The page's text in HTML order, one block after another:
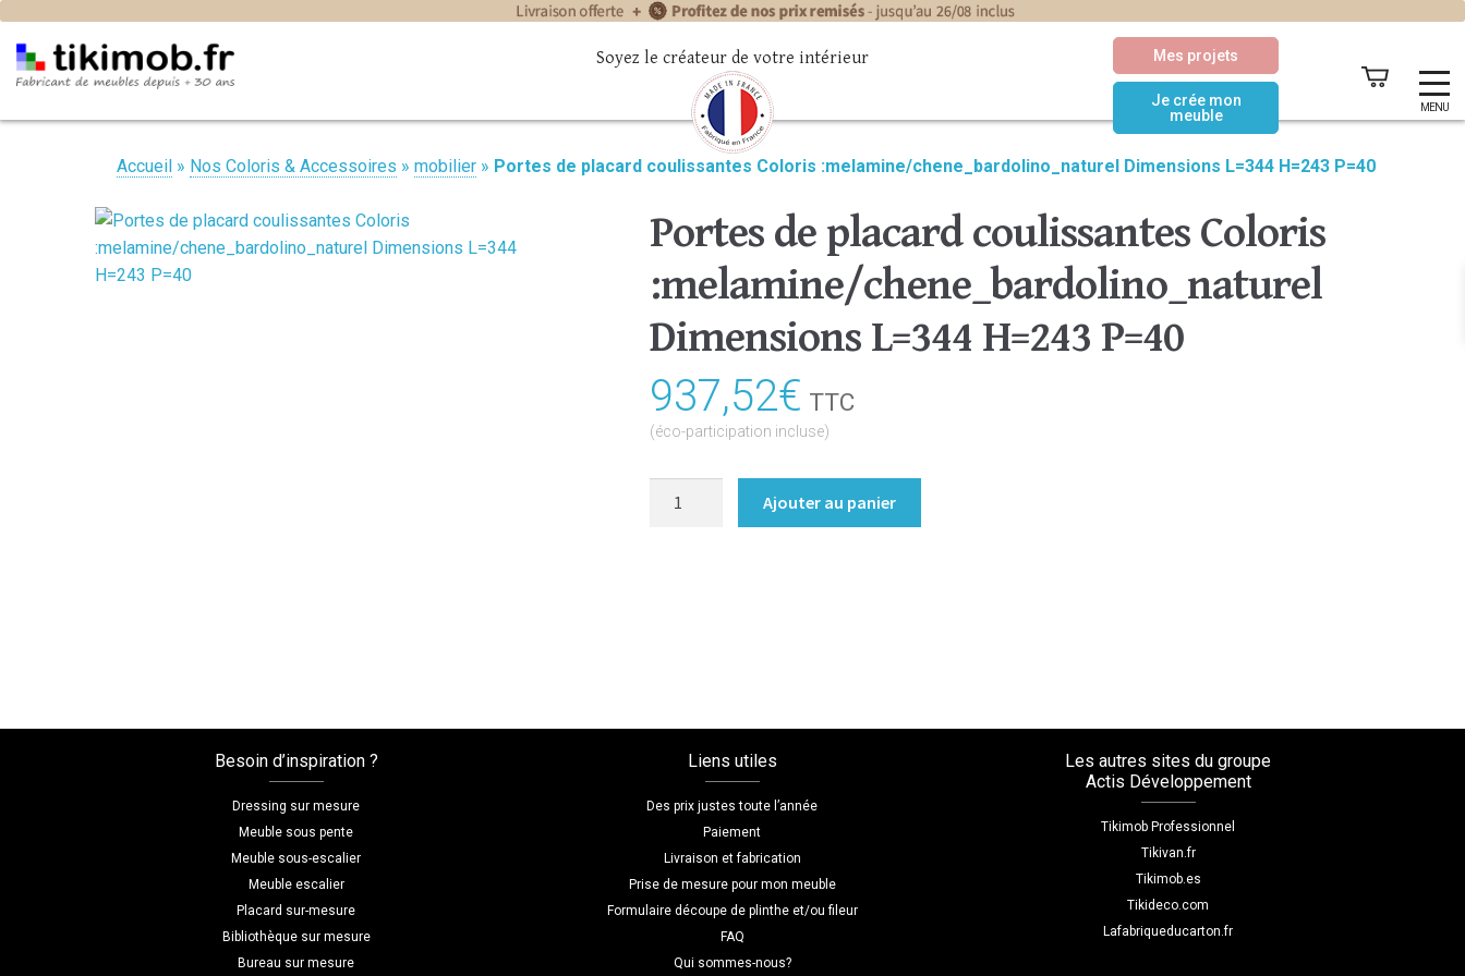
MENU
Mes projets
Je crée mon
meuble
Soyez le créateur de votre intérieur
Accueil » Nos Coloris & Accessoires » mobilier » Portes de placard coulissantes Coloris :melamine/chene_bardolino_naturel Dimensions L=344 H=243 P=40
Portes de placard coulissantes Coloris
:melamine/chene_bardolino_naturel
Dimensions L=344 H=243 P=40
937,52€ TTC
(éco-participation incluse)
L=344
H=243
Ajouter au panier
Besoin d’inspiration ?
Dressing sur mesure
Meuble sous pente
Meuble sous-escalier
Meuble escalier
Placard sur-mesure
Bibliothèque sur mesure
Bureau sur mesure
Liens utiles
Des prix justes toute l’année
Paiement
Livraison et fabrication
Prise de mesure pour mon meuble
Formulaire découpe de plinthe et/ou fileur
FAQ
Qui sommes-nous?
Les autres sites du groupe
Actis Développement
Tikimob Professionnel
Tikivan.fr
Tikimob.es
Tikideco.com
Lafabriqueducarton.fr